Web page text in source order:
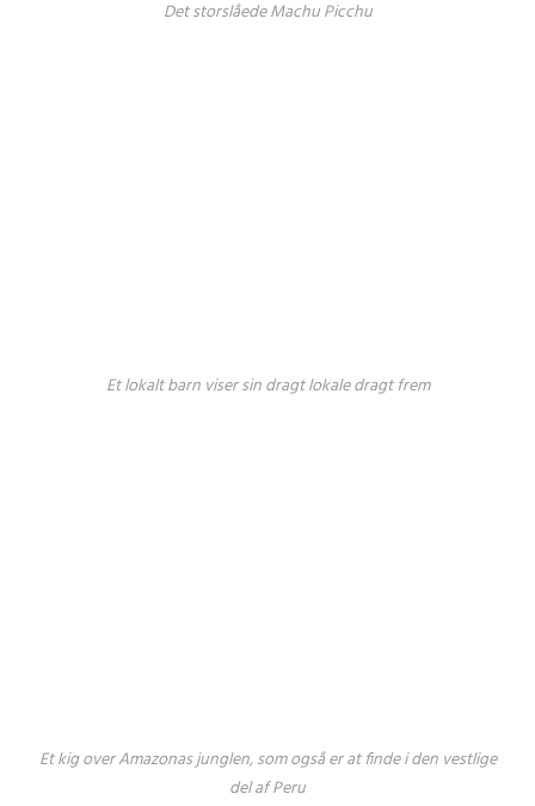
Det storslåede Machu Picchu
Et lokalt barn viser sin dragt lokale dragt frem
Et kig over Amazonas junglen, som også er at finde i den vestlige
del af Peru